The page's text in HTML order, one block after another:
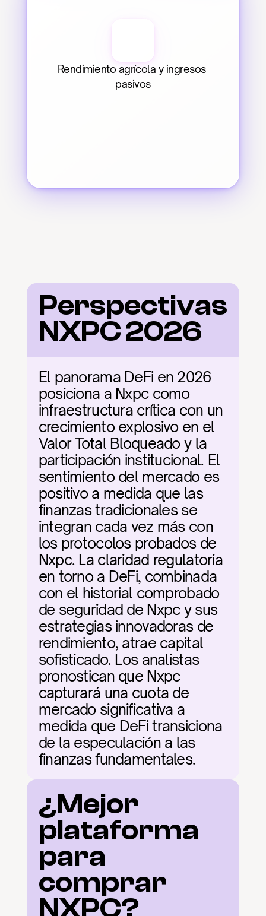
Rendimiento agrícola y ingresos
pasivos
Perspectivas
NXPC 2026
El panorama DeFi en 2026
posiciona a Nxpc como
infraestructura crítica con un
crecimiento explosivo en el
Valor Total Bloqueado y la
participación institucional. El
sentimiento del mercado es
positivo a medida que las
finanzas tradicionales se
integran cada vez más con
los protocolos probados de
Nxpc. La claridad regulatoria
en torno a DeFi, combinada
con el historial comprobado
de seguridad de Nxpc y sus
estrategias innovadoras de
rendimiento, atrae capital
sofisticado. Los analistas
pronostican que Nxpc
capturará una cuota de
mercado significativa a
medida que DeFi transiciona
de la especulación a las
finanzas fundamentales.
¿Mejor
plataforma
para
comprar
NXPC?